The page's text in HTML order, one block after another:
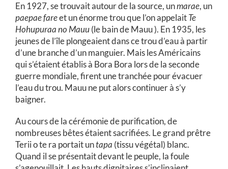
En 1927, se trouvait autour de la source, unmarae, un
paepae fareet un énorme trou que l’on appelaitTe
Hohupuraa no Mauu(le bain de Mauu ). En 1935, les
jeunes de l’île plongeaient dans ce trou d’eau à partir
d’une branche d’un manguier. Mais les Américains
qui s’étaient établis à Bora Bora lors de la seconde
guerre mondiale, firent une tranchée pour évacuer
l’eau du trou. Mauu ne put alors continuer à s’y
baigner.
Au cours de la cérémonie de purification, de
nombreuses bêtes étaient sacrifiées. Le grand prêtre
Terii o te ra portait untapa (tissu végétal) blanc.
Quand il se présentait devant le peuple, la foule